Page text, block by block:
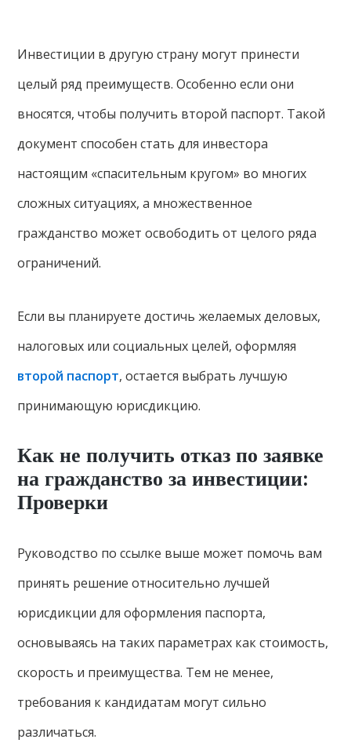
Инвестиции в другую страну могут принести
целый ряд преимуществ. Особенно если они
вносятся, чтобы получить второй паспорт. Такой
документ способен стать для инвестора
настоящим «спасительным кругом» во многих
сложных ситуациях, а множественное
гражданство может освободить от целого ряда
ограничений.
Если вы планируете достичь желаемых деловых,
налоговых или социальных целей, оформляя
второй паспорт, остается выбрать лучшую
принимающую юрисдикцию.
Как не получить отказ по заявке
на гражданство за инвестиции:
Проверки
Руководство по ссылке выше может помочь вам
принять решение относительно лучшей
юрисдикции для оформления паспорта,
основываясь на таких параметрах как стоимость,
скорость и преимущества. Тем не менее,
требования к кандидатам могут сильно
различаться.